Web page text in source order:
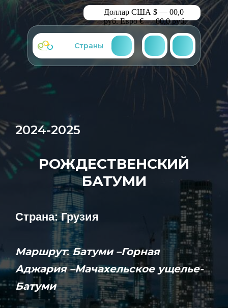
Доллар США $ — 00,0
руб. Евро € — 00,0 руб.
Страны
2024-2025
РОЖДЕСТВЕНСКИЙ
БАТУМИ
Страна: Грузия
Maршрут:Батуми –Горная
Аджария –Мачахельское ущелье-
Батуми